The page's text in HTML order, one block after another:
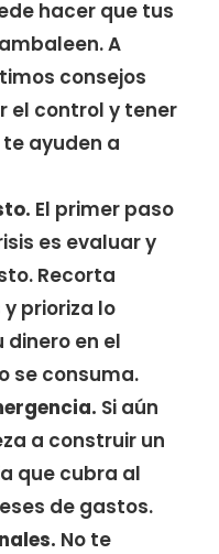
hacer que tus
A
consejos
el control y tener
ayuden a
El primer paso
es evaluar y
Recorta
prioriza lo
en el
se consuma.
Si aún
a construir un
que cubra al
de gastos.
No te